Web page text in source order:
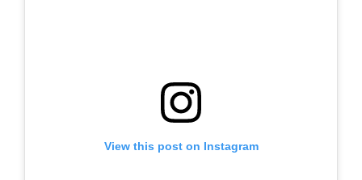
View this post on Instagram